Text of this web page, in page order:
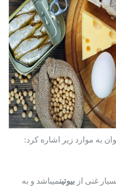
به موارد زیر اشاره کرد:
غنی از بیوتینمی­باشد و به